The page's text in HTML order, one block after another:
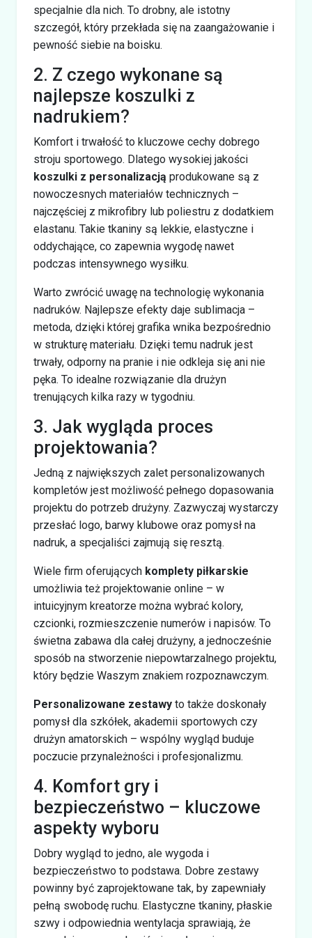
specjalnie dla nich. To drobny, ale istotny
szczegół, który przekłada się na zaangażowanie i
pewność siebie na boisku.
2. Z czego wykonane są
najlepsze koszulki z
nadrukiem?
Komfort i trwałość to kluczowe cechy dobrego
stroju sportowego. Dlatego wysokiej jakości
koszulki z personalizacją produkowane są z
nowoczesnych materiałów technicznych –
najczęściej z mikrofibry lub poliestru z dodatkiem
elastanu. Takie tkaniny są lekkie, elastyczne i
oddychające, co zapewnia wygodę nawet
podczas intensywnego wysiłku.
Warto zwrócić uwagę na technologię wykonania
nadruków. Najlepsze efekty daje sublimacja –
metoda, dzięki której grafika wnika bezpośrednio
w strukturę materiału. Dzięki temu nadruk jest
trwały, odporny na pranie i nie odkleja się ani nie
pęka. To idealne rozwiązanie dla drużyn
trenujących kilka razy w tygodniu.
3. Jak wygląda proces
projektowania?
Jedną z największych zalet personalizowanych
kompletów jest możliwość pełnego dopasowania
projektu do potrzeb drużyny. Zazwyczaj wystarczy
przesłać logo, barwy klubowe oraz pomysł na
nadruk, a specjaliści zajmują się resztą.
Wiele firm oferujących komplety piłkarskie
umożliwia też projektowanie online – w
intuicyjnym kreatorze można wybrać kolory,
czcionki, rozmieszczenie numerów i napisów. To
świetna zabawa dla całej drużyny, a jednocześnie
sposób na stworzenie niepowtarzalnego projektu,
który będzie Waszym znakiem rozpoznawczym.
Personalizowane zestawy to także doskonały
pomysł dla szkółek, akademii sportowych czy
drużyn amatorskich – wspólny wygląd buduje
poczucie przynależności i profesjonalizmu.
4. Komfort gry i
bezpieczeństwo – kluczowe
aspekty wyboru
Dobry wygląd to jedno, ale wygoda i
bezpieczeństwo to podstawa. Dobre zestawy
powinny być zaprojektowane tak, by zapewniały
pełną swobodę ruchu. Elastyczne tkaniny, płaskie
szwy i odpowiednia wentylacja sprawiają, że